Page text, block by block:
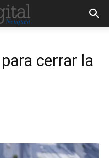
cerrar la